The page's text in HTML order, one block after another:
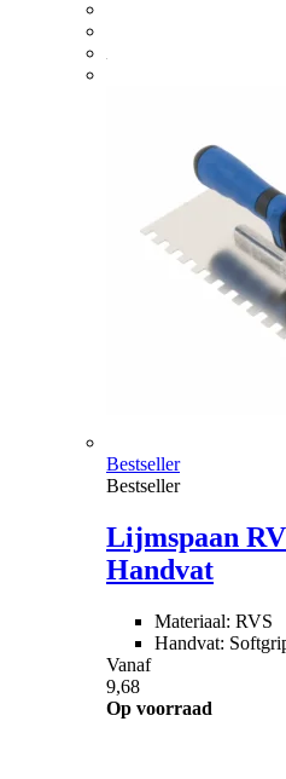
Bestseller
Bestseller
Lijmspaan
Handvat
Materiaal: RVS
Handvat:
Vanaf
9,68
Op voorraad